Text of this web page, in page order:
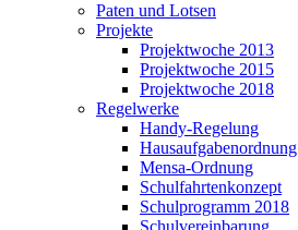
Paten und Lotsen
Projekte
Projektwoche 2013
Projektwoche 2015
Projektwoche 2018
Regelwerke
Handy-Regelung
Hausaufgabenordnung
Mensa-Ordnung
Schulfahrtenkonzept
Schulprogramm 2018
Schulvereinbarung